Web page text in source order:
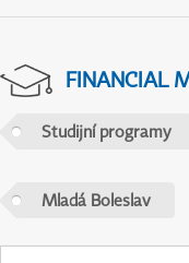
FINANCIAL
Studijní programy
Mladá Boleslav